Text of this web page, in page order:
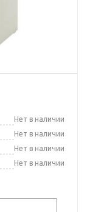
Нет в наличии
Нет в наличии
Нет в наличии
Нет в наличии